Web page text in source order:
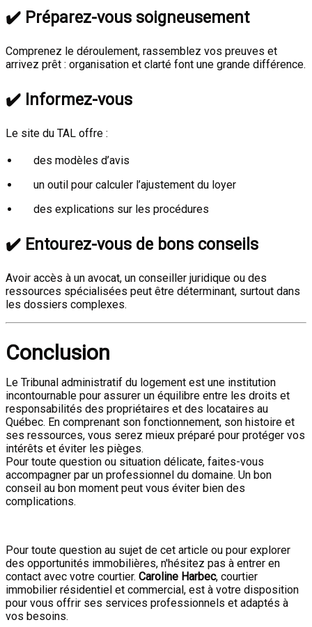
✔️ Préparez-vous soigneusement
Comprenez le déroulement, rassemblez vos preuves et
arrivez prêt : organisation et clarté font une grande différence.
✔️ Informez-vous
Le site du TAL offre :
des modèles d’avis
un outil pour calculer l’ajustement du loyer
des explications sur les procédures
✔️ Entourez-vous de bons conseils
Avoir accès à un avocat, un conseiller juridique ou des
ressources spécialisées peut être déterminant, surtout dans
les dossiers complexes.
Conclusion
Le Tribunal administratif du logement est une institution
incontournable pour assurer un équilibre entre les droits et
responsabilités des propriétaires et des locataires au
Québec. En comprenant son fonctionnement, son histoire et
ses ressources, vous serez mieux préparé pour protéger vos
intérêts et éviter les pièges.
Pour toute question ou situation délicate, faites-vous
accompagner par un professionnel du domaine. Un bon
conseil au bon moment peut vous éviter bien des
complications.
Pour toute question au sujet de cet article ou pour explorer
des opportunités immobilières, n'hésitez pas à entrer en
contact avec votre courtier. Caroline Harbec, courtier
immobilier résidentiel et commercial, est à votre disposition
pour vous offrir ses services professionnels et adaptés à
vos besoins.